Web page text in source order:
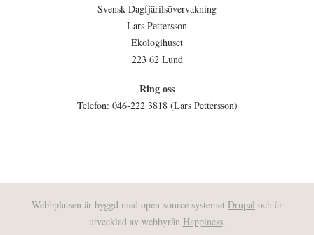
Svensk Dagfjärilsövervakning
Lars Pettersson
Ekologihuset
223 62 Lund
Ring oss
Telefon: 046-222 3818 (Lars Pettersson)
Webbplatsen är byggd med open-source systemet Drupal och är
utvecklad av webbyrån Happiness.